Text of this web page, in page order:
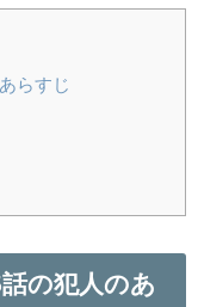
らすじ
の犯人のあ